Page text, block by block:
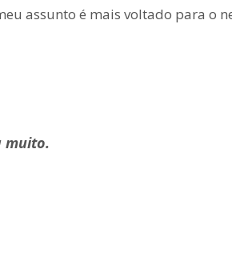
assunto é mais voltado para o
muito.